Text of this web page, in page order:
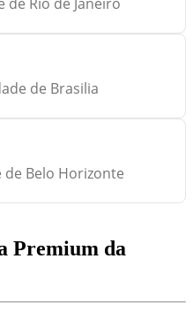
de Brasilia
de Belo Horizonte
Premium da